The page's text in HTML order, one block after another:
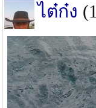
ไต๋ก๋ง